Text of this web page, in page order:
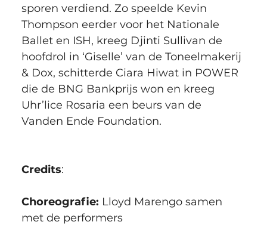
sporen verdiend. Zo speelde Kevin
Thompson eerder voor het Nationale
Ballet en ISH, kreeg Djinti Sullivan de
hoofdrol in ‘Giselle’ van de Toneelmakerij
& Dox, schitterde Ciara Hiwat in POWER
die de BNG Bankprijs won en kreeg
Uhr’lice Rosaria een beurs van de
Vanden Ende Foundation.
Credits:
Choreografie: Lloyd Marengo samen
met de performers